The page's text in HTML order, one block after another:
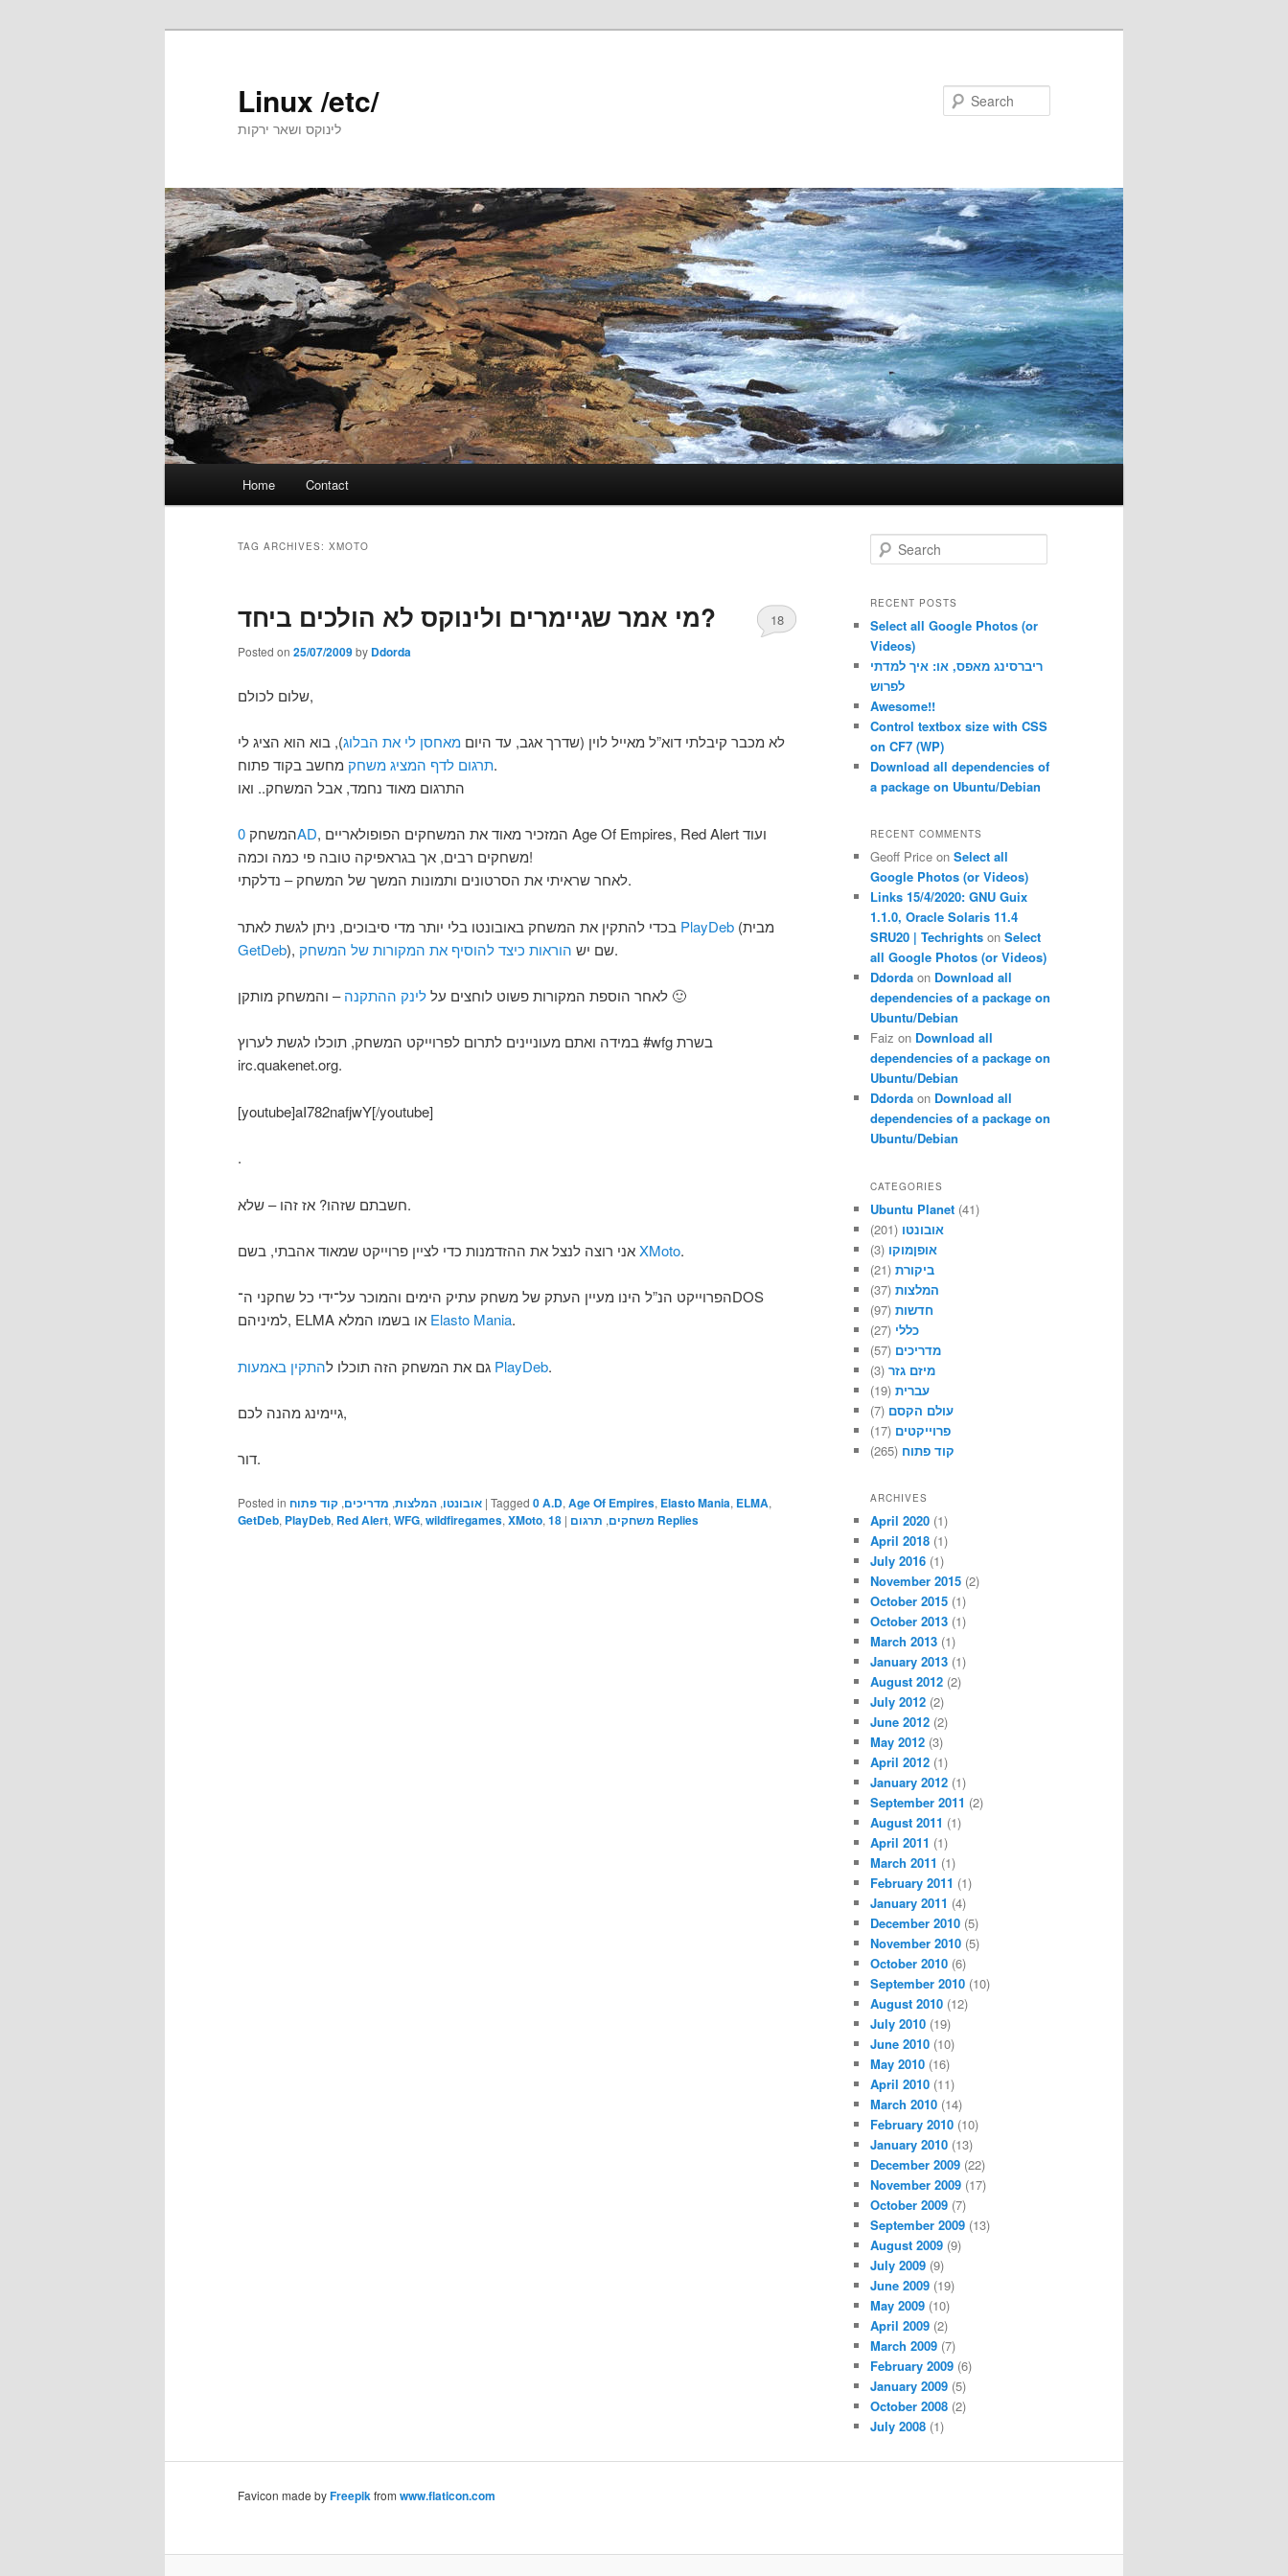
Linux /etc/
לינוקס ושאר ירקות
Home Contact
TAG ARCHIVES: XMOTO
מי אמר שגיימרים ולינוקס לא הולכים ביחד?
Posted on 25/07/2009by Ddorda
18
שלום לכולם,
לא מכבר קיבלתי דוא”ל מאייל לוין (שדרך אגב, עד היום מאחסן לי את הבלוג), בוא הוא הציג לי
תרגום לדף המציג משחקמחשב בקוד פתוח.
התרגום מאוד נחמד, אבל המשחק.. ואו
המשחק0AD, המזכיר מאוד את המשחקים הפופולאריים Age Of Empires, Red Alert ועוד
משחקים רבים, אך בגראפיקה טובה פי כמה וכמה!
לאחר שראיתי את הסרטונים ותמונות המשך של המשחק – נדלקתי.
PlayDeb (מבית
GetDeb
), שם יש הוראות כיצד להוסיף את המקורות של המשחק .
לאחר הוספת המקורות פשוט לוחצים עללינק ההתקנה – והמשחק מותקן 🙂
במידה ואתם מעוניינים לתרום לפרוייקט המשחק, תוכלו לגשת לערוץ #wfg בשרת
irc.quakenet.org.
[youtube]aI782nafjwY[/youtube]
.
חשבתם שזהו? אז זהו – שלא.
XMoto.
הפרוייקט הנ”ל הינו מעיין העתק של משחק עתיק הימים והמוכר על־ידי כל שחקני ה־DOS
Elasto Mania.
גם את המשחק הזה תוכלו ל התקין באמעות PlayDeb.
גיימינג מהנה לכם,
דור.
Posted in אובונטו, המלצות, מדריכים, קוד פתוח | Tagged 0 A.D, Age Of Empires, Elasto Mania, ELMA,
GetDeb, PlayDeb, Red Alert, WFG, wildfiregames, XMoto, משחקים, תרגום |
18 Replies
e
r
h
RECENT POSTS
Select all Google Photos (or
Videos)
ריברסינג מאפס, או: איך למדתי
לפרוש
Awesome!!
Control textbox size with CSS
on CF7 (WP)
Download all dependencies of
a package on Ubuntu/Debian
RECENT COMMENTS
Geoff Price on Select all
Google Photos (or Videos)
Links 15/4/2020: GNU Guix
1.1.0, Oracle Solaris 11.4
SRU20 | Techrights on Select
all Google Photos (or Videos)
Ddorda on Download all
dependencies of a package on
Ubuntu/Debian
Faiz on Download all
dependencies of a package on
Ubuntu/Debian
Ddorda on Download all
dependencies of a package on
Ubuntu/Debian
CATEGORIES
Ubuntu Planet (41)
אובונטו (201)
אופןמוקו (3)
ביקורת (21)
המלצות (37)
חדשות (97)
כללי (27)
מדריכים (57)
מיזם גזר (3)
עברית (19)
עולם הקסם (7)
פרוייקטים (17)
קוד פתוח (265)
ARCHIVES
April 2020 (1)
April 2018 (1)
July 2016 (1)
November 2015 (2)
October 2015 (1)
October 2013 (1)
March 2013 (1)
January 2013 (1)
August 2012 (2)
July 2012 (2)
June 2012 (2)
May 2012 (3)
April 2012 (1)
January 2012 (1)
September 2011 (2)
August 2011 (1)
April 2011 (1)
March 2011 (1)
February 2011 (1)
January 2011 (4)
December 2010 (5)
November 2010 (5)
October 2010 (6)
September 2010 (10)
August 2010 (12)
July 2010 (19)
June 2010 (10)
May 2010 (16)
April 2010 (11)
March 2010 (14)
February 2010 (10)
January 2010 (13)
December 2009 (22)
November 2009 (17)
October 2009 (7)
September 2009 (13)
August 2009 (9)
July 2009 (9)
June 2009 (19)
May 2009 (10)
April 2009 (2)
March 2009 (7)
February 2009 (6)
January 2009 (5)
October 2008 (2)
July 2008 (1)
Favicon made byFreepikfrom www.flaticon.com